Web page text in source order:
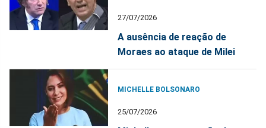
27/07/2026
A ausência de reação de
Moraes ao ataque de Milei
MICHELLE BOLSONARO
25/07/2026